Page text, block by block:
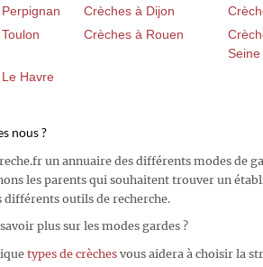
Crèches à Dijon
Crèches à Rouen
Seine
Havre
nous ?
un annuaire des différents modes de
les parents qui souhaitent trouver un
différents outils de recherche.
plus sur les modes gardes ?
types de crèches vous aidera à choisir la